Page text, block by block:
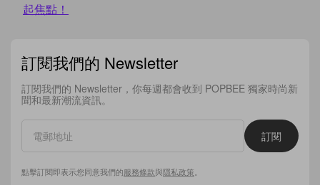
起焦點！
訂閱我們的 Newsletter
訂閱我們的 Newsletter，你每週都會收到 POPBEE 獨家時尚新
聞和最新潮流資訊。
訂閱
點擊訂閱即表示您同意我們的服務條款與隱私政策